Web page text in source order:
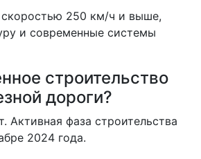
скоростью 250 км/ч и выше,
и современные системы
строительство
дороги?
Активная фаза строительства
2024 года.